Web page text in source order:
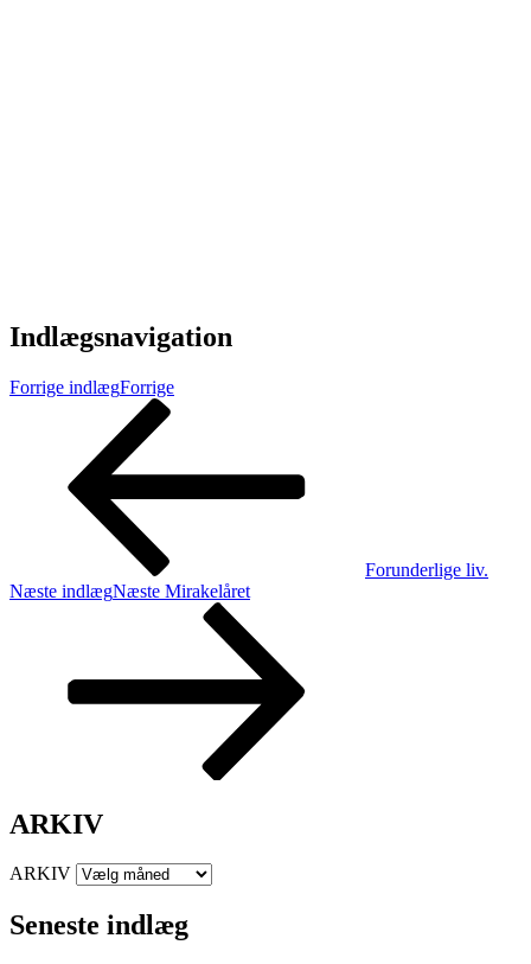
Indlægsnavigation
Forrige indlægForrige
Forunderlige liv.
Næste indlægNæste Mirakelåret
ARKIV
ARKIV
Seneste indlæg